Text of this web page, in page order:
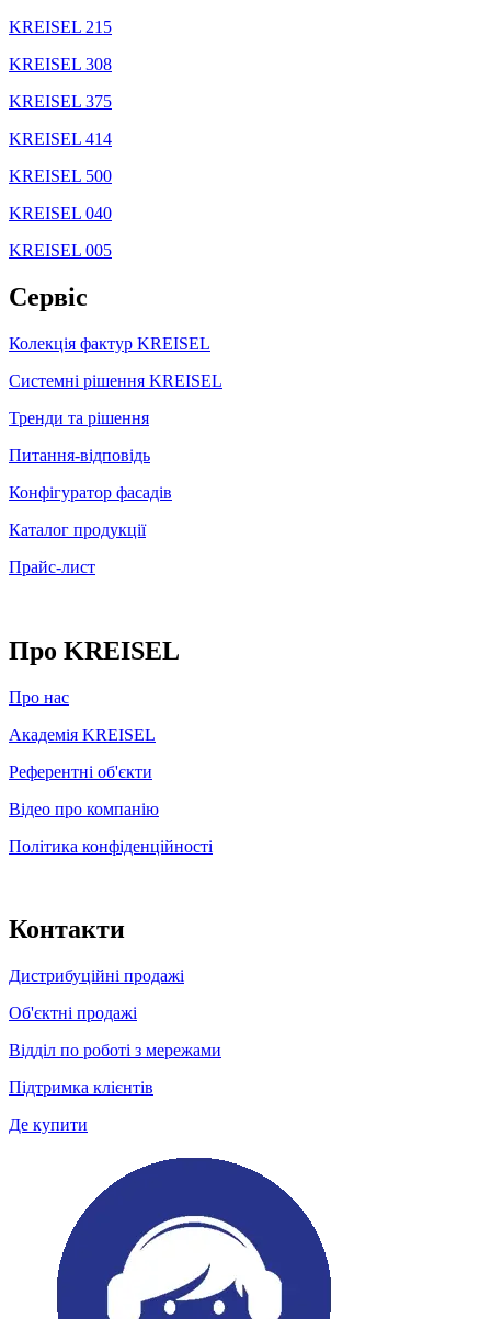
KREISEL 215
KREISEL 308
KREISEL 375
KREISEL 414
KREISEL 500
KREISEL 040
KREISEL 005
Сервіс
Колекція фактур KREISEL
Системні рішення KREISEL
Тренди та рішення
Питання-відповідь
Конфігуратор фасадів
Каталог продукції
Прайс-лист
Про KREISEL
Про нас
Академія KREISEL
Референтні об'єкти
Відео про компанію
Політика конфіденційності
Контакти
Дистрибуційні продажі
Об'єктні продажі
Відділ по роботі з мережами
Підтримка клієнтів
Де купити